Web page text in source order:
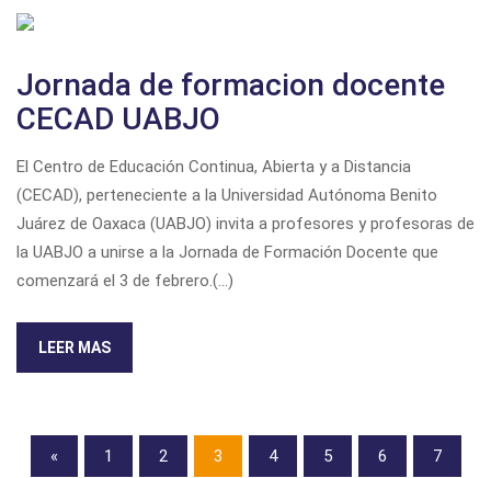
Jornada de formacion docente
CECAD UABJO
El Centro de Educación Continua, Abierta y a Distancia
(CECAD), perteneciente a la Universidad Autónoma Benito
Juárez de Oaxaca (UABJO) invita a profesores y profesoras de
la UABJO a unirse a la Jornada de Formación Docente que
comenzará el 3 de febrero.(...)
LEER MAS
« 1 2 3 4 5 6 7